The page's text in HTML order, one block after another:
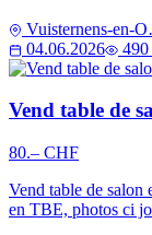
Vuisternens-en-
04.06.2026
490
Vend table de
80.– CHF
Vend table de salon
en TBE, photos ci